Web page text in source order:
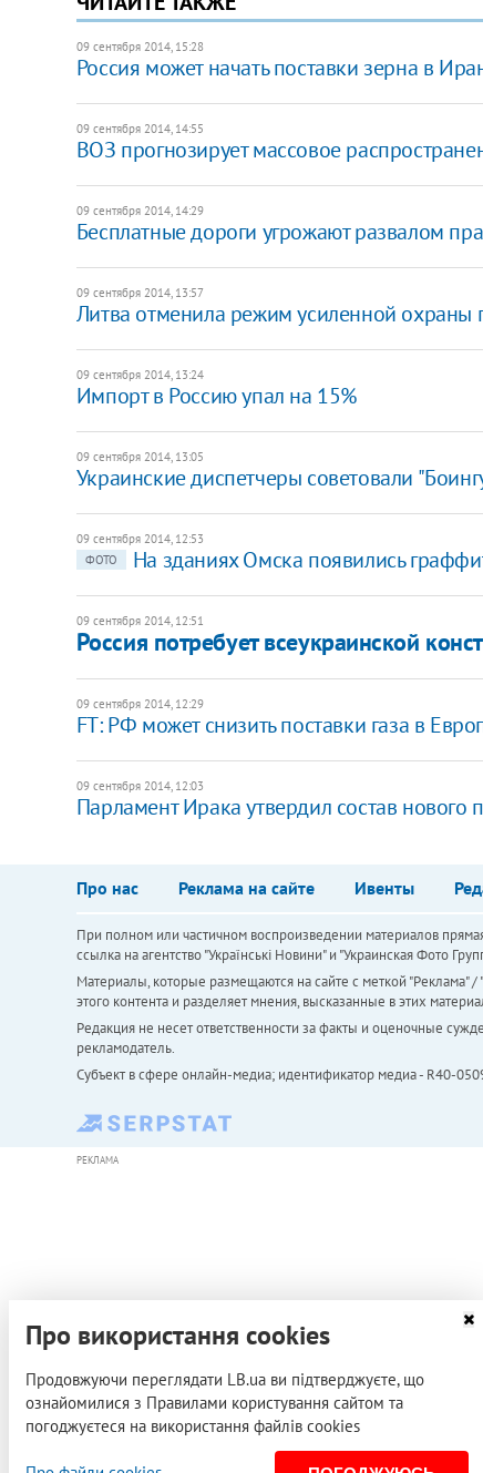
09 сентября 2014, 15:28
Россия может начать поставки зерна в
09 сентября 2014, 14:55
ВОЗ прогнозирует массовое
09 сентября 2014, 14:29
Бесплатные дороги угрожают развалом
09 сентября 2014, 13:57
Литва отменила режим усиленной охраны
09 сентября 2014, 13:24
Импорт в Россию упал на 15%
09 сентября 2014, 13:05
Украинские диспетчеры советовали
09 сентября 2014, 12:53
ФОТО
На зданиях Омска появились
09 сентября 2014, 12:51
Россия потребует всеукраинской
09 сентября 2014, 12:29
FT: РФ может снизить поставки газа в
09 сентября 2014, 12:03
Парламент Ирака утвердил состав нового
Про нас Реклама на сайте Ивенты
При полном или частичном воспроизведении материалов
ссылка на агентство "Українськi Новини" и "Украинская Фото
Материалы, которые размещаются на сайте с меткой "Реклама"
этого контента и разделяет мнения, высказанные в этих
Редакция не несет ответственности за факты и оценочные
рекламодатель.
Субъект в сфере онлайн-медиа; идентификатор медиа - R40-
РЕКЛАМА
Про використання cookies
Продовжуючи переглядати LB.ua ви підтверджуєте, що
ознайомилися з Правилами користування сайтом та
погоджуєтеся на використання файлів cookies